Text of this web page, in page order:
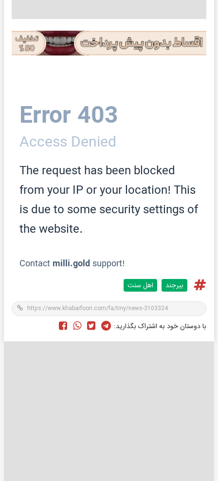
بیرجند اهل سنت
با دوستان خود به اشتراک بگذارید: